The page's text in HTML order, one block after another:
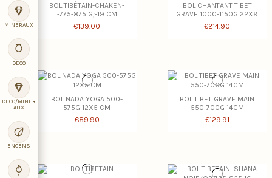
MINERAUX
DECO
DECO/MINER
AUX
ENCENS
BOL TIBÉTAIN-CHAKEN-
-775-875 G;-19 CM
€139.00
BOL CHANTANT TIBET
GRAVE 1000-1150G 22X9
€214.90
BOL NADA YOGA 500-
575G 12X5 CM
€89.90
BOL TIBET GRAVE MAIN
550-700G 14CM
€129.91